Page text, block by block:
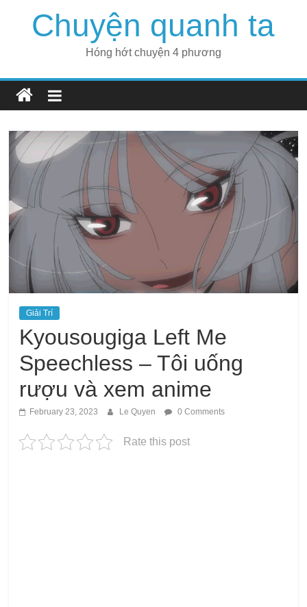
Chuyện quanh ta
Hóng hớt chuyện 4 phương
Giải Trí
Kyousougiga Left Me
Speechless – Tôi uống
rượu và xem anime
February 23, 2023 Le Quyen 0 Comments
Rate this post